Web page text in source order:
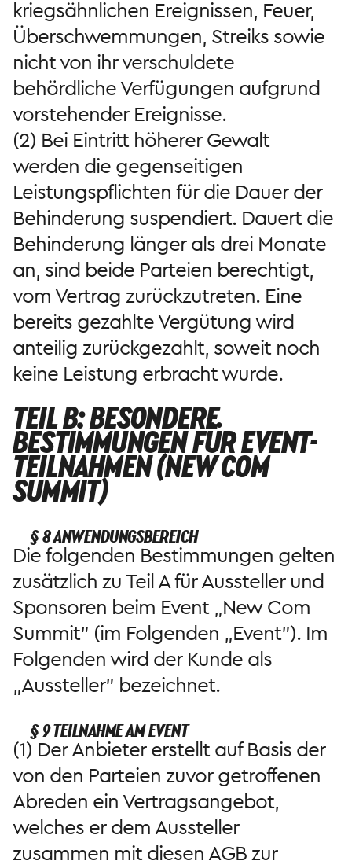
kriegsähnlichen Ereignissen, Feuer,
Überschwemmungen, Streiks sowie
nicht von ihr verschuldete
behördliche Verfügungen aufgrund
vorstehender Ereignisse.
(2) Bei Eintritt höherer Gewalt
werden die gegenseitigen
Leistungspflichten für die Dauer der
Behinderung suspendiert. Dauert die
Behinderung länger als drei Monate
an, sind beide Parteien berechtigt,
vom Vertrag zurückzutreten. Eine
bereits gezahlte Vergütung wird
anteilig zurückgezahlt, soweit noch
keine Leistung erbracht wurde.
TEIL B: BESONDERE
BESTIMMUNGEN FÜR EVENT-
TEILNAHMEN (NEW COM
SUMMIT)
§ 8 ANWENDUNGSBEREICH
Die folgenden Bestimmungen gelten
zusätzlich zu Teil A für Aussteller und
Sponsoren beim Event „New Com
Summit" (im Folgenden „Event"). Im
Folgenden wird der Kunde als
„Aussteller" bezeichnet.
§ 9 TEILNAHME AM EVENT
(1) Der Anbieter erstellt auf Basis der
von den Parteien zuvor getroffenen
Abreden ein Vertragsangebot,
welches er dem Aussteller
zusammen mit diesen AGB zur